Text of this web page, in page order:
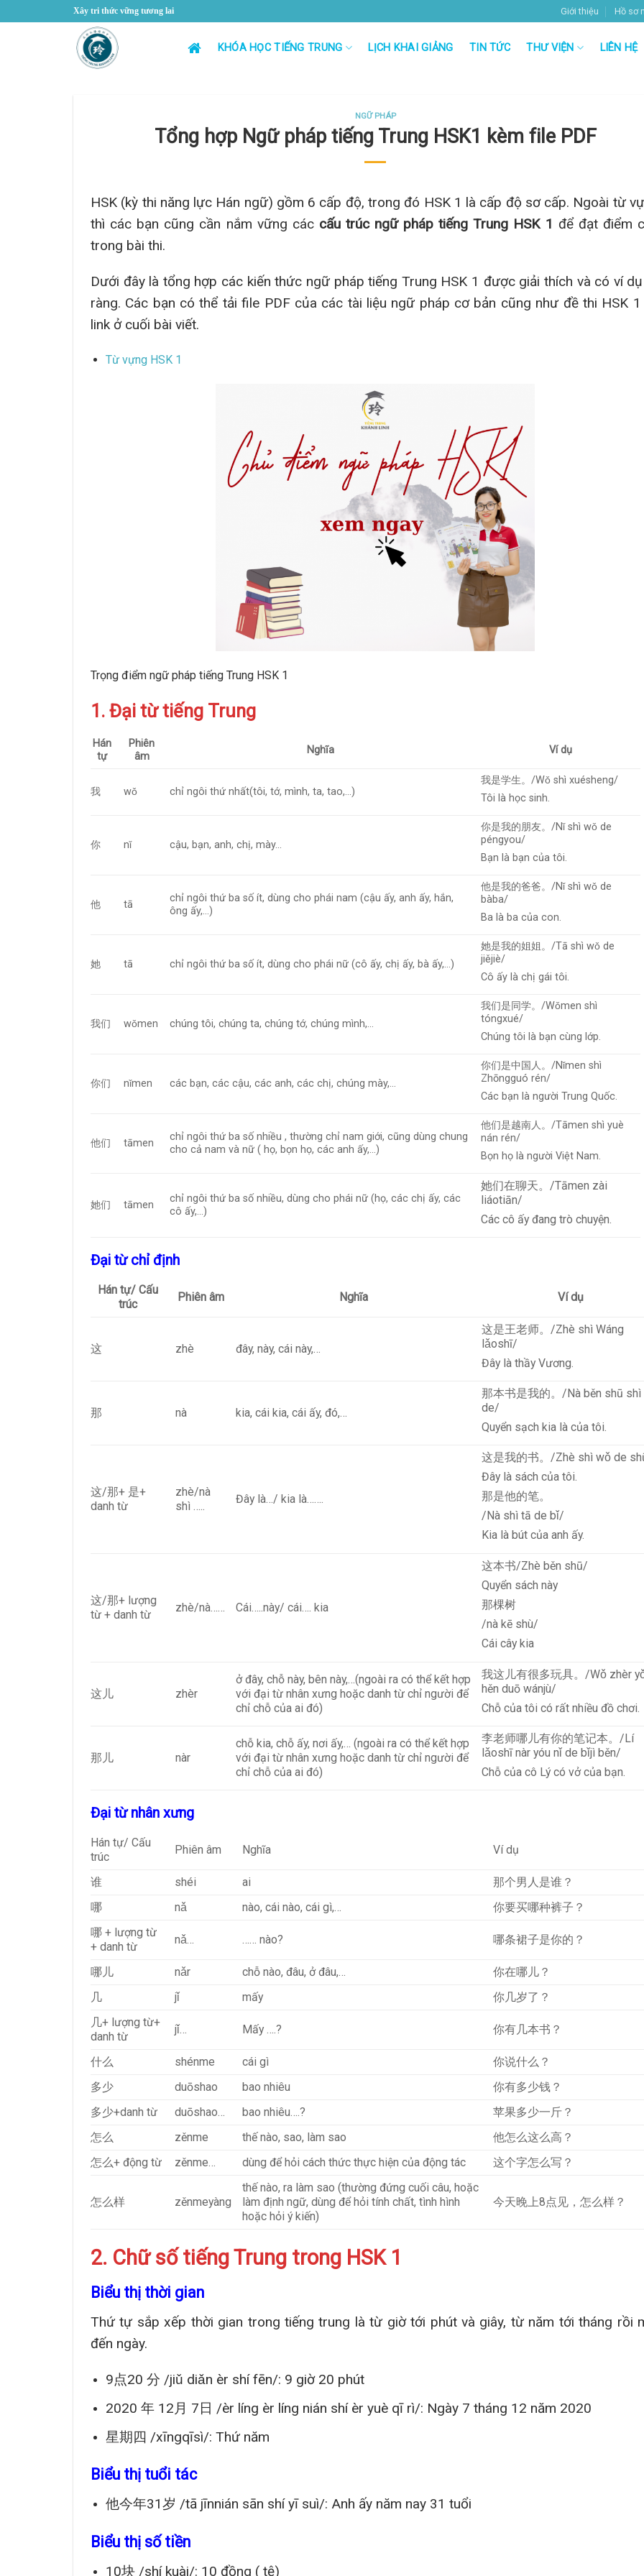
to
Xây tri thức vững tương lai Giới thiệu Hồ sơ
KHÓA HỌC TIẾNG TRUNG LỊCH KHAI GIẢNG TIN TỨC THƯ VIỆN LIÊN HỆ
NGỮ PHÁP
Tổng hợp Ngữ pháp tiếng Trung HSK1 kèm file PDF
HSK (kỳ thi năng lực Hán ngữ) gồm 6 cấp độ, trong đó HSK 1 là cấp độ sơ cấp. Ngoài từ
thì các bạn cũng cần nắm vững các cấu trúc ngữ pháp tiếng Trung HSK 1 để đạt điểm
trong bài thi.
Dưới đây là tổng hợp các kiến thức ngữ pháp tiếng Trung HSK 1 được giải thích và có ví
ràng. Các bạn có thể tải file PDF của các tài liệu ngữ pháp cơ bản cũng như đề thi HSK
link ở cuối bài viết.
Từ vựng HSK 1
Trọng điểm ngữ pháp tiếng Trung HSK 1
1. Đại từ tiếng Trung
Hán
tự
Phiên
âm
Nghĩa Ví dụ
我 wǒ chỉ ngôi thứ nhất(tôi, tớ, mình, ta, tao,…)
我是学生。/Wǒ shì xuésheng/
Tôi là học sinh.
你 nǐ cậu, bạn, anh, chị, mày…
你是我的朋友。/Nǐ shì wǒ de
péngyou/
Bạn là bạn của tôi.
他 tā
chỉ ngôi thứ ba số ít, dùng cho phái nam (cậu ấy, anh ấy, hắn,
ông ấy,…)
他是我的爸爸。/Nǐ shì wǒ de
bàba/
Ba là ba của con.
她 tā chỉ ngôi thứ ba số ít, dùng cho phái nữ (cô ấy, chị ấy, bà ấy,…)
她是我的姐姐。/Tā shì wǒ de
jiějiè/
Cô ấy là chị gái tôi.
我们 wǒmen chúng tôi, chúng ta, chúng tớ, chúng mình,…
我们是同学。/Wǒmen shì
tóngxué/
Chúng tôi là bạn cùng lớp.
你们 nǐmen các bạn, các cậu, các anh, các chị, chúng mày,…
你们是中国人。/Nǐmen shì
Zhōngguó rén/
Các bạn là người Trung Quốc.
他们 tāmen
chỉ ngôi thứ ba số nhiều , thường chỉ nam giới, cũng dùng chung
cho cả nam và nữ ( họ, bọn họ, các anh ấy,…)
他们是越南人。/Tāmen shì yuè
nán rén/
Bọn họ là người Việt Nam.
她们 tāmen
chỉ ngôi thứ ba số nhiều, dùng cho phái nữ (họ, các chị ấy, các
cô ấy,…)
她们在聊天。/Tāmen zài
liáotiān/
Các cô ấy đang trò chuyện.
Đại từ chỉ định
Hán tự/ Cấu
trúc
Phiên âm Nghĩa Ví dụ
这 zhè đây, này, cái này,…
这是王老师。/Zhè shì Wáng
lǎoshī/
Đây là thầy Vương.
那 nà kia, cái kia, cái ấy, đó,…
那本书是我的。/Nà běn shū shì
de/
Quyển sạch kia là của tôi.
这/那+ 是+
danh từ
zhè/nà
shì …..
Đây là…/ kia là…….
这是我的书。/Zhè shì wǒ de
Đây là sách của tôi.
那是他的笔。
/Nà shì tā de bǐ/
Kia là bút của anh ấy.
这/那+ lượng
từ + danh từ
zhè/nà…… Cái…..này/ cái…. kia
这本书/Zhè běn shū/
Quyển sách này
那棵树
/nà kē shù/
Cái cây kia
这儿 zhèr
ở đây, chỗ này, bên này,…(ngoài ra có thể kết hợp
với đại từ nhân xưng hoặc danh từ chỉ người để
chỉ chỗ của ai đó)
我这儿有很多玩具。/Wǒ zhèr
hěn duō wánjù/
Chỗ của tôi có rất nhiều đồ chơi.
那儿 nàr
chỗ kia, chỗ ấy, nơi ấy,… (ngoài ra có thể kết hợp
với đại từ nhân xưng hoặc danh từ chỉ người để
chỉ chỗ của ai đó)
李老师哪儿有你的笔记本。/Lí
lǎoshī nàr yóu nǐ de bǐjì běn/
Chỗ của cô Lý có vở của bạn.
Đại từ nhân xưng
Hán tự/ Cấu
trúc
Phiên âm Nghĩa Ví dụ
谁 shéi ai
那个男人是谁？
哪
nǎ nào, cái nào, cái gì,…
你要买哪种裤子？
哪 + lượng từ
+ danh từ
nǎ… …… nào? 哪条裙子是你的？
哪儿 nǎr chỗ nào, đâu, ở đâu,…
你在哪儿？
几
jǐ mấy
你几岁了？
几+ lượng từ+
danh từ
jǐ… Mấy ….? 你有几本书？
什么 shénme cái gì
你说什么？
多少
duōshao bao nhiêu
你有多少钱？
多少+danh từ
duōshao… bao nhiêu….?
苹果多少一斤？
怎么
zěnme thế nào, sao, làm sao
他怎么这么高？
怎么+ động từ
zěnme… dùng để hỏi cách thức thực hiện của động tác 这个字怎么写？
怎么样 zěnmeyàng
thế nào, ra làm sao (thường đứng cuối câu, hoặc
làm định ngữ, dùng để hỏi tính chất, tình hình
hoặc hỏi ý kiến)
今天晚上8点见，怎么样？
2. Chữ số tiếng Trung trong HSK 1
Biểu thị thời gian
Thứ tự sắp xếp thời gian trong tiếng trung là từ giờ tới phút và giây, từ năm tới tháng rồi
đến ngày.
9点20 分 /jiǔ diǎn èr shí fēn/: 9 giờ 20 phút
2020 年 12月 7日 /èr líng èr líng nián shí èr yuè qī rì/: Ngày 7 tháng 12 năm 2020
星期四 /xīngqīsì/: Thứ năm
Biểu thị tuổi tác
他今年31岁 /tā jīnnián sān shí yī suì/: Anh ấy năm nay 31 tuổi
Biểu thị số tiền
10块 /shí kuài/: 10 đồng ( tệ)